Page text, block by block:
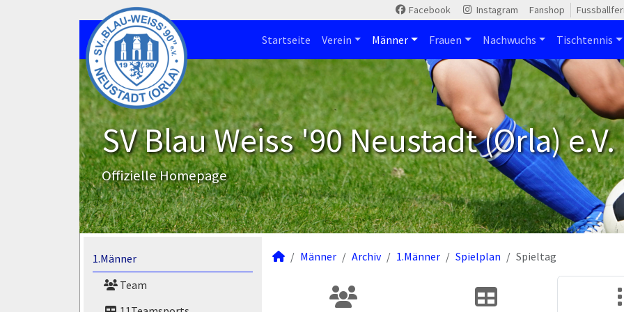
Facebook Instagram Fanshop
Startseite Verein Männer Frauen Nachwuchs Tischtennis
SV Blau Weiss '90 Neustadt (Orla) e.V.
Offizielle Homepage
1.Männer
Team
Männer Archiv 1.Männer Spielplan Spieltag